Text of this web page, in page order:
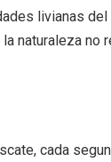
livianas
naturaleza
cada